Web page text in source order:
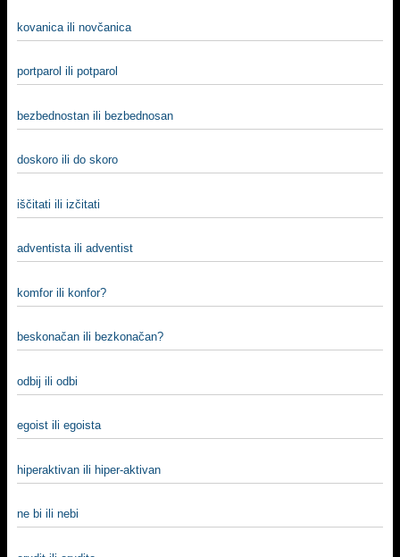
kovanica ili novčanica
portparol ili potparol
bezbednostan ili bezbednosan
doskoro ili do skoro
iščitati ili izčitati
adventista ili adventist
komfor ili konfor?
beskonačan ili bezkonačan?
odbij ili odbi
egoist ili egoista
hiperaktivan ili hiper-aktivan
ne bi ili nebi